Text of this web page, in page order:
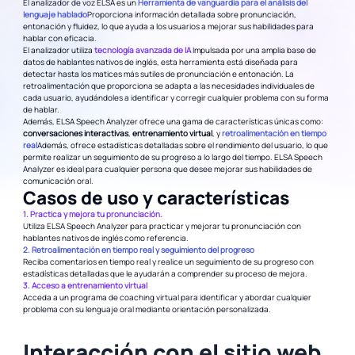
El analizador de voz ELSA es un Herramienta de vanguardia para el análisis del
lenguaje habladoProporciona información detallada sobre pronunciación,
entonación y fluidez, lo que ayuda a los usuarios a mejorar sus habilidades para
hablar con eficacia.
El analizador utiliza tecnología avanzada de IAImpulsada por una amplia base de
datos de hablantes nativos de inglés, esta herramienta está diseñada para
detectar hasta los matices más sutiles de pronunciación e entonación. La
retroalimentación que proporciona se adapta a las necesidades individuales de
cada usuario, ayudándoles a identificar y corregir cualquier problema con su forma
de hablar.
Además, ELSA Speech Analyzer ofrece una gama de características únicas como:
conversaciones interactivas, entrenamiento virtual, yretroalimentación en tiempo
realAdemás, ofrece estadísticas detalladas sobre el rendimiento del usuario, lo que
permite realizar un seguimiento de su progreso a lo largo del tiempo. ELSA Speech
Analyzer es ideal para cualquier persona que desee mejorar sus habilidades de
comunicación oral.
Casos de uso y características
1. Practica y mejora tu pronunciación.
Utiliza ELSA Speech Analyzer para practicar y mejorar tu pronunciación con
hablantes nativos de inglés como referencia.
2. Retroalimentación en tiempo real y seguimiento del progreso
Reciba comentarios en tiempo real y realice un seguimiento de su progreso con
estadísticas detalladas que le ayudarán a comprender su proceso de mejora.
3. Acceso a entrenamiento virtual
Acceda a un programa de coaching virtual para identificar y abordar cualquier
problema con su lenguaje oral mediante orientación personalizada.